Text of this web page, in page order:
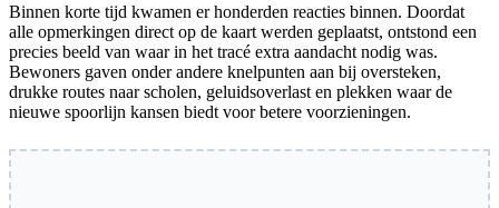
Binnen korte tijd kwamen er honderden reacties binnen. Doordat
alle opmerkingen direct op de kaart werden geplaatst, ontstond een
precies beeld van waar in het tracé extra aandacht nodig was.
Bewoners gaven onder andere knelpunten aan bij oversteken,
drukke routes naar scholen, geluidsoverlast en plekken waar de
nieuwe spoorlijn kansen biedt voor betere voorzieningen.